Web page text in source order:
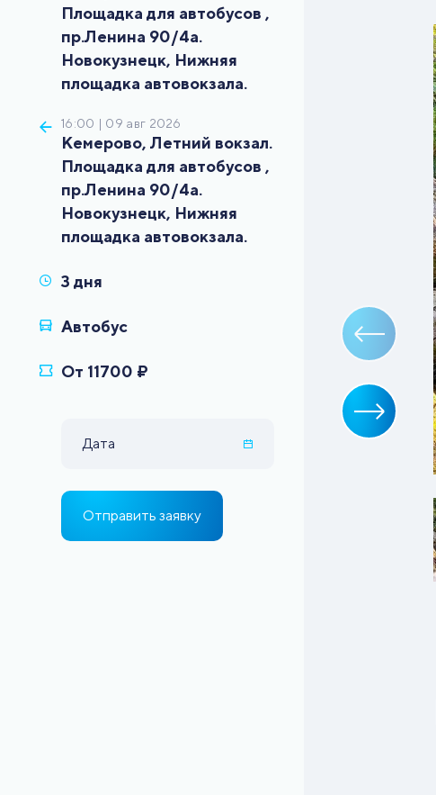
Площадка для автобусов ,
пр.Ленина 90/4а.
Новокузнецк, Нижняя
16:00 | 09 авг 2026
Кемерово, Летний вокзал.
Площадка для автобусов ,
пр.Ленина 90/4а.
Новокузнецк, Нижняя
Дата
Отправить заявку